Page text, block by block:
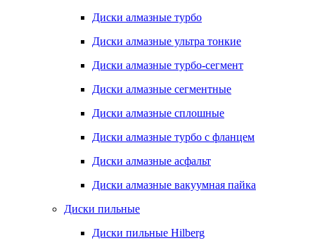
Диски алмазные турбо
Диски алмазные ультра тонкие
Диски алмазные турбо-сегмент
Диски алмазные сегментные
Диски алмазные сплошные
Диски алмазные турбо с фланцем
Диски алмазные асфальт
Диски алмазные вакуумная пайка
Диски пильные
Диски пильные Hilberg